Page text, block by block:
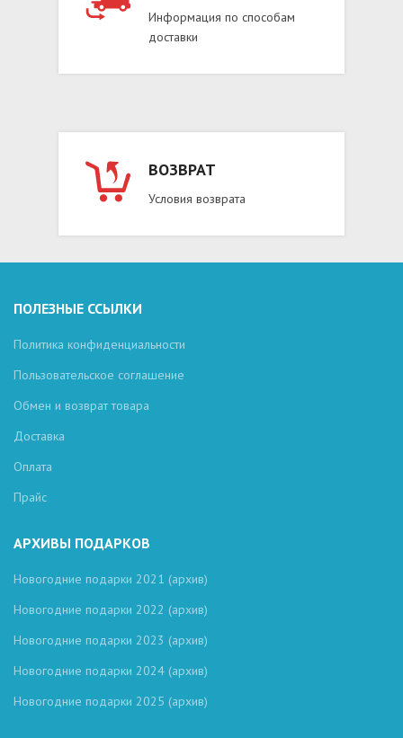
Информация по способам
доставки
ВОЗВРАТ
Условия возврата
ПОЛЕЗНЫЕ ССЫЛКИ
Политика конфиденциальности
Пользовательское соглашение
Обмен и возврат товара
Доставка
Оплата
Прайс
АРХИВЫ ПОДАРКОВ
Новогодние подарки 2021 (архив)
Новогодние подарки 2022 (архив)
Новогодние подарки 2023 (архив)
Новогодние подарки 2024 (архив)
Новогодние подарки 2025 (архив)